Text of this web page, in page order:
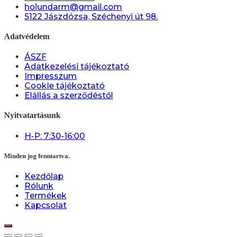
holundarm@gmail.com
5122 Jászdózsa, Széchenyi út 98.
Adatvédelem
ÁSZF
Adatkezelési tájékoztató
Impresszum
Cookie tájékoztató
Elállás a szerződéstől
Nyitvatartásunk
H-P: 7:30-16:00
Minden jog fenntartva.
Kezdőlap
Rólunk
Termékek
Kapcsolat